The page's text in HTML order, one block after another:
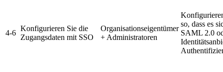
4-6
Konfigurieren Sie die
Zugangsdaten mit SSO
Organisationseigentümer
+ Administratoren
so, dass es
SAML 2.0